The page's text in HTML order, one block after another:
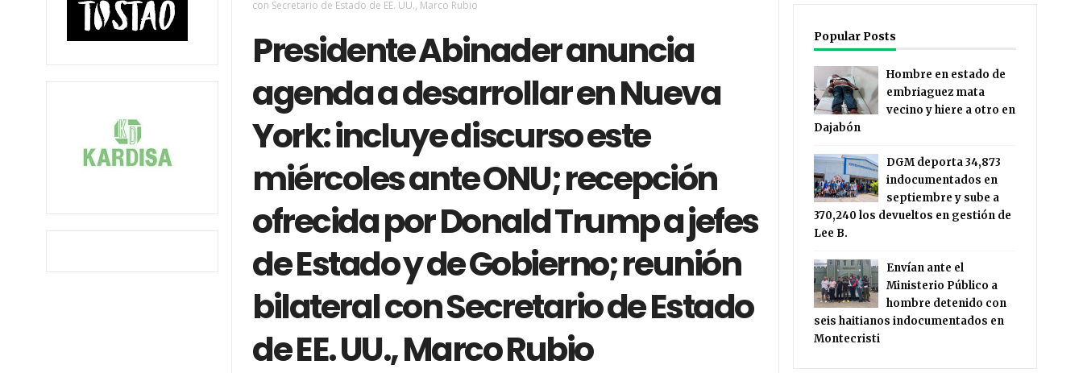
con Secretario de Estado de EE. UU., Marco Rubio
Presidente Abinader anuncia
agenda a desarrollar en Nueva
York: incluye discurso este
miércoles ante ONU; recepción
ofrecida por Donald Trump a jefes
de Estado y de Gobierno; reunión
bilateral con Secretario de Estado
de EE. UU., Marco Rubio
Popular Posts
Hombre en estado de
embriaguez mata
vecino y hiere a otro en
Dajabón
DGM deporta 34,873
indocumentados en
septiembre y sube a
370,240 los devueltos en gestión de
Lee B.
Envían ante el
Ministerio Público a
hombre detenido con
seis haitianos indocumentados en
Montecristi